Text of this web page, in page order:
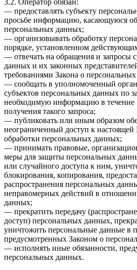
— предоставлять субъекту
просьбе информацию, касающуюся
персональных данных;
— организовывать обработку
порядке, установленном
— отвечать на обращения и запросы
данных и их законных
требованиями Закона о
— сообщать в уполномоченный
субъектов персональных данных по
необходимую информацию в течение
получения такого запроса;
— публиковать или иным образом
неограниченный доступ к
обработки персональных данных;
— принимать правовые,
меры для защиты персональных
или случайного доступа к ним,
блокирования, копирования,
распространения персональных
неправомерных действий в
данных;
— прекратить передачу
доступ) персональных данных,
уничтожить персональные данные в
предусмотренных Законом о
— исполнять иные обязанности,
персональных данных.